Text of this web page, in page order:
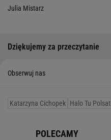
Julia Mistarz
Dziękujemy za przeczytanie
Obserwuj nas
Katarzyna Cichopek Halo Tu Polsat
POLECAMY